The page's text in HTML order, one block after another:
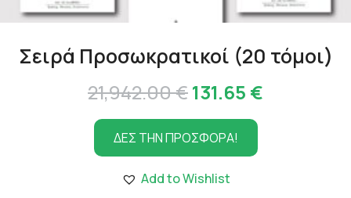
Σειρά Προσωκρατικοί (20 τόμοι)
21,942.00€Original
price
was:
21,942.00 €.
131.65 €
ΔΕΣ ΤΗΝ ΠΡΟΣΦΟΡΑ!
Add to Wishlist